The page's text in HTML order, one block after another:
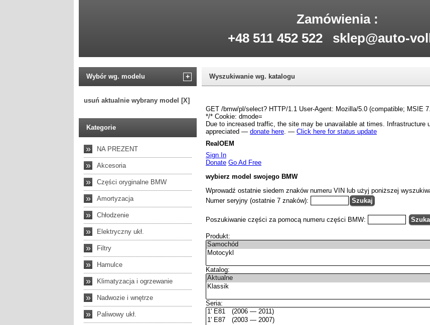
Zamówienia :
+48 511 452 522
sklep@auto-
Wybór wg. modelu +
usuń aktualnie wybrany model [X]
Kategorie
» NA PREZENT
» Akcesoria
» Części oryginalne BMW
» Amortyzacja
» Chłodzenie
» Elektryczny ukł.
» Filtry
» Hamulce
» Klimatyzacja i ogrzewanie
» Nadwozie i wnętrze
» Paliwowy ukł.
Wyszukiwanie wg. katalogu